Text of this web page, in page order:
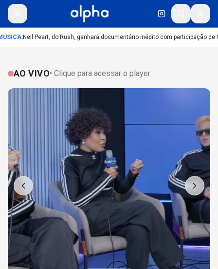
:Neil Peart, do Rush, ganhará documentário inédito com participação de
AO VIVO• Clique para acessar o player